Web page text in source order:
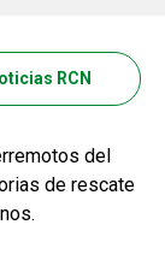
RCN
del
de rescate